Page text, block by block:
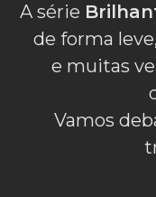
A série
de forma
e muitas
Vamos